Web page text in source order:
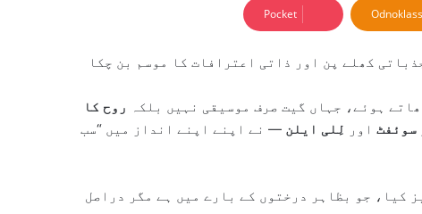
Pocket
کھلے پن اور ذاتی اعترافات کا موسم بن چکا
ہوئے، جہاں گیت صرف موسیقی نہیں بلکہ روح کا
سوئفٹ اور لِلی ایلن — نے اپنے اپنے انداز میں “سب
کیا، جو بظاہر درختوں کے بارے میں ہے مگر دراصل